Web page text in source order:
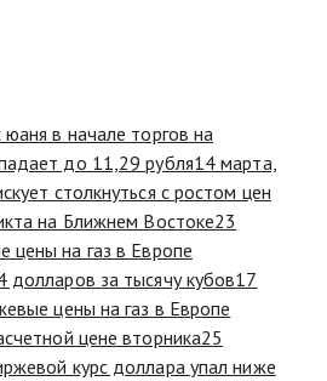
юаня в начале торгов на
до 11,29 рубля14 марта,
столкнуться с ростом цен
на Ближнем Востоке23
цены на газ в Европе
за тысячу кубов17
цены на газ в Европе
цене вторника25
курс доллара упал ниже